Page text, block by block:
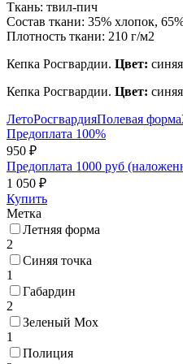
Ткань: твил-пич
Состав ткани: 35% хлопок,
Плотность ткани: 210 г/м2
Кепка Росгвардии. Цвет:
Кепка Росгвардии. Цвет:
ЛетоРосгвардияПолевая форма
Предоплата 100%
950 ₽
Предоплата 1000 руб
1 050 ₽
Купить
Метка
Летняя форма
2
Синяя точка
1
Габардин
2
Зеленый Мох
1
Полиция